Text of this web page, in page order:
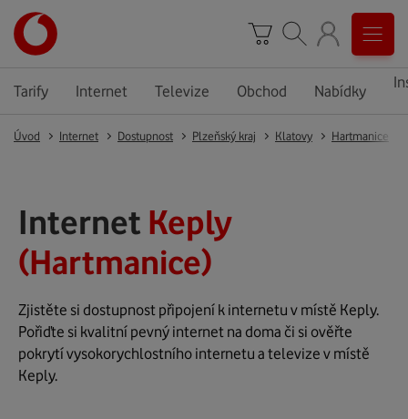
Tarify Internet Televize Obchod Nabídky
Úvod Internet Dostupnost Plzeňský kraj Klatovy Hartmanice
Internet Keply
(Hartmanice)
Zjistěte si dostupnost připojení k internetu v místě Keply.
Pořiďte si kvalitní pevný internet na doma či si ověřte
pokrytí vysokorychlostního internetu a televize v místě
Keply.